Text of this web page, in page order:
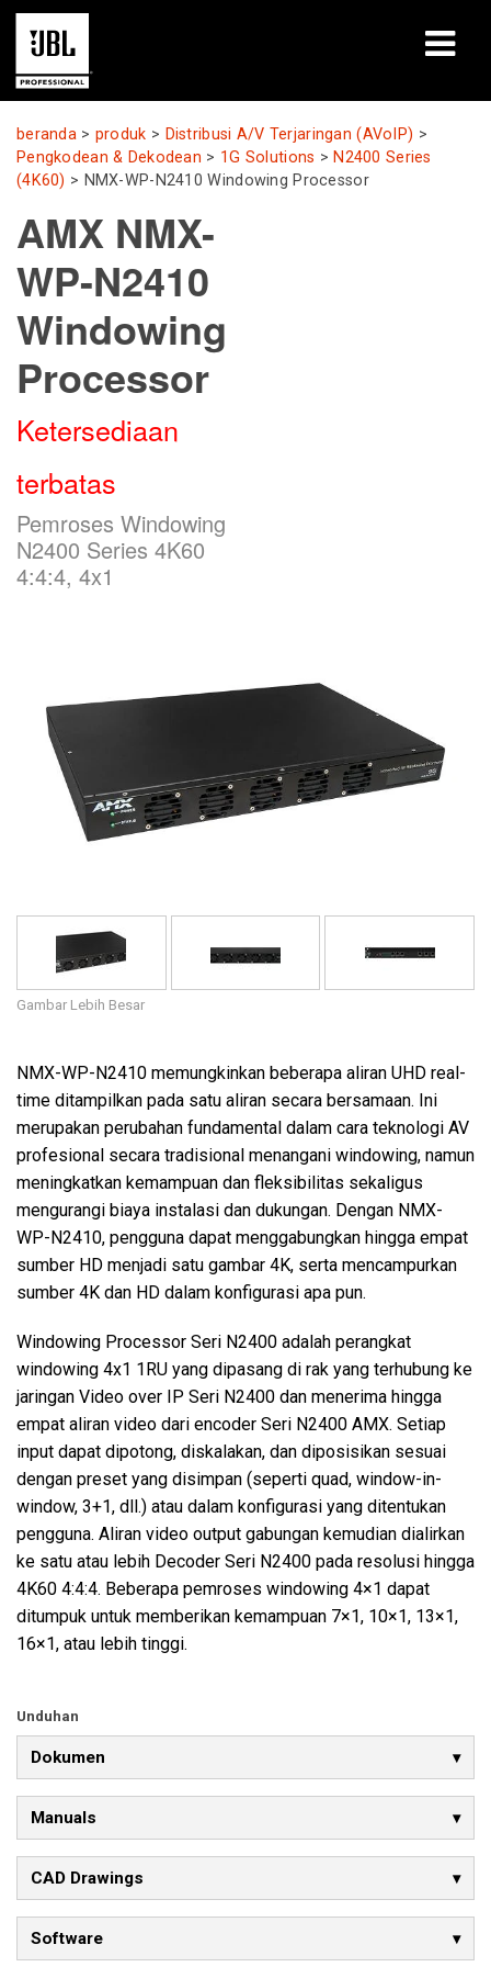
produk
Studi Kasus
Sesi Pembelajaran
pelatihan
tentang
Tempat Membeli & Terhubung
dukungan
Bahasa/Wilayah
beranda > produk > Distribusi A/V Terjaringan (AVoIP) >
Pengkodean & Dekodean > 1G Solutions > N2400 Series
(4K60) > NMX-WP-N2410 Windowing Processor
AMX NMX-
WP-N2410
Windowing
Processor
Ketersediaan
terbatas
Pemroses Windowing
N2400 Series 4K60
4:4:4, 4x1
Gambar Lebih Besar
NMX-WP-N2410 memungkinkan beberapa aliran UHD real-
time ditampilkan pada satu aliran secara bersamaan. Ini
merupakan perubahan fundamental dalam cara teknologi AV
profesional secara tradisional menangani windowing, namun
meningkatkan kemampuan dan fleksibilitas sekaligus
mengurangi biaya instalasi dan dukungan. Dengan NMX-
WP-N2410, pengguna dapat menggabungkan hingga empat
sumber HD menjadi satu gambar 4K, serta mencampurkan
sumber 4K dan HD dalam konfigurasi apa pun.
Windowing Processor Seri N2400 adalah perangkat
windowing 4x1 1RU yang dipasang di rak yang terhubung ke
jaringan Video over IP Seri N2400 dan menerima hingga
empat aliran video dari encoder Seri N2400 AMX. Setiap
input dapat dipotong, diskalakan, dan diposisikan sesuai
dengan preset yang disimpan (seperti quad, window-in-
window, 3+1, dll.) atau dalam konfigurasi yang ditentukan
pengguna. Aliran video output gabungan kemudian dialirkan
ke satu atau lebih Decoder Seri N2400 pada resolusi hingga
4K60 4:4:4. Beberapa pemroses windowing 4×1 dapat
ditumpuk untuk memberikan kemampuan 7×1, 10×1, 13×1,
16×1, atau lebih tinggi.
Unduhan
Dokumen
Manuals
CAD Drawings
Software